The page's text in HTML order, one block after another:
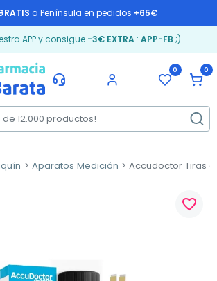
a Península en pedidos +65€
APP y consigue -3€ EXTRA: APP-FB ;)
0 0
Aparatos Medición Accudoctor Tiras
favorite_border